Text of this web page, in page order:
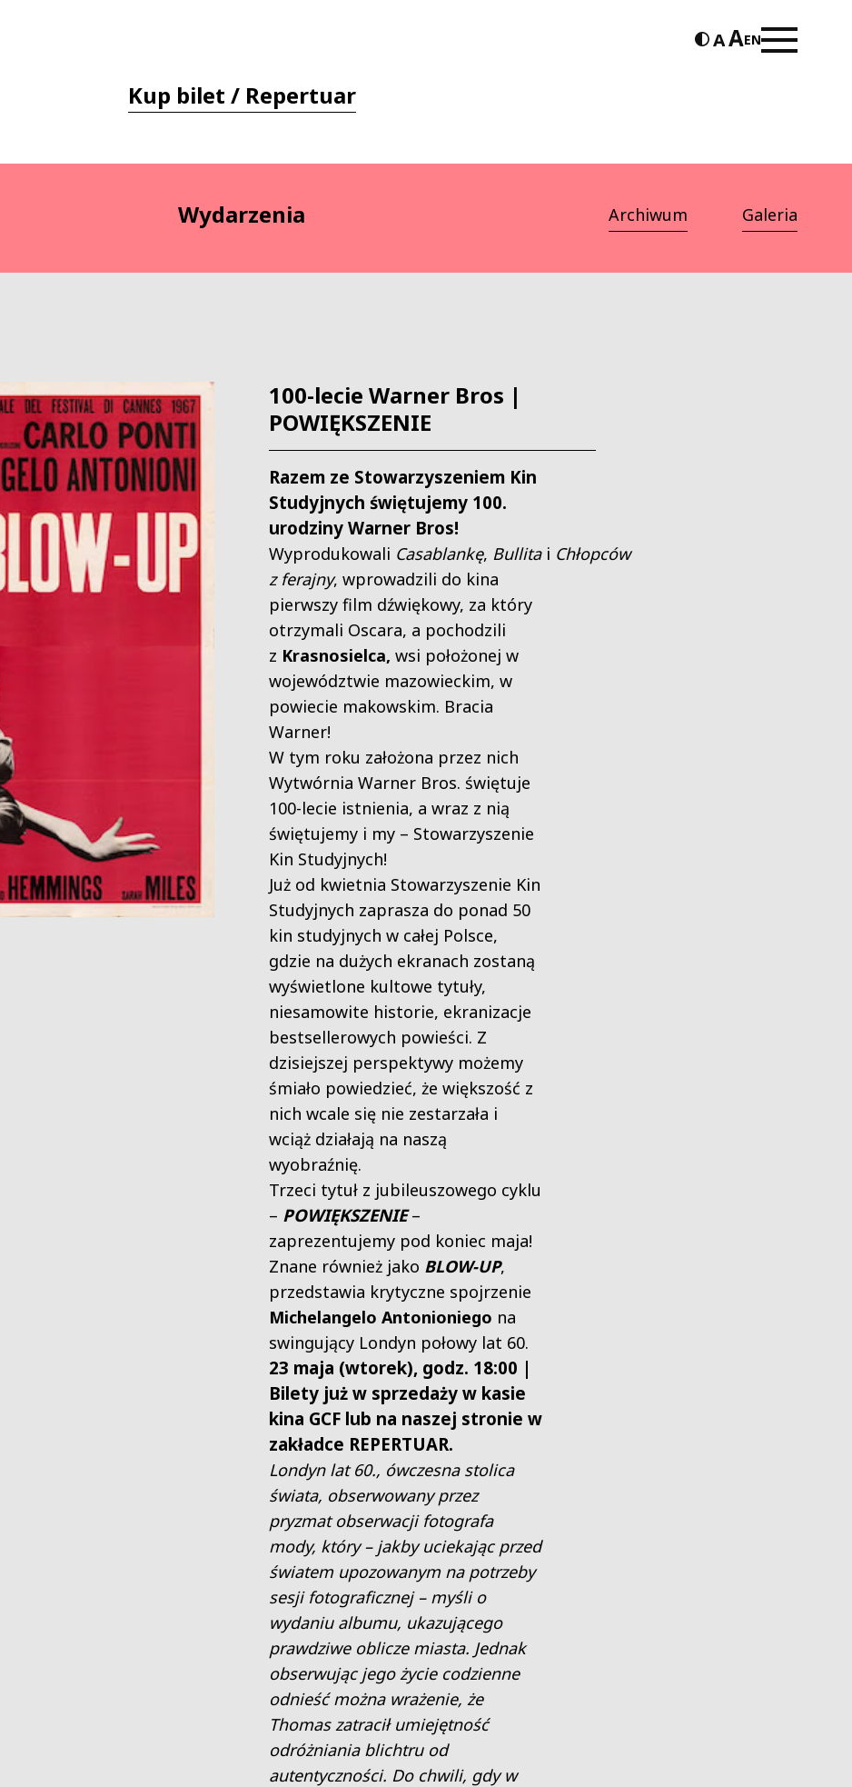
Kup bilet / Repertuar
EN
Wydarzenia Archiwum Galeria
100-lecie Warner Bros |
POWIĘKSZENIE
Razem ze Stowarzyszeniem Kin
Studyjnych świętujemy 100.
urodziny Warner Bros!
Wyprodukowali Casablankę, Bullitai Chłopców
z ferajny, wprowadzili do kina
pierwszy film dźwiękowy, za który
otrzymali Oscara, a pochodzili
z Krasnosielca, wsi położonej w
województwie mazowieckim, w
powiecie makowskim. Bracia
Warner!
W tym roku założona przez nich
Wytwórnia Warner Bros. świętuje
100-lecie istnienia, a wraz z nią
świętujemy i my – Stowarzyszenie
Kin Studyjnych!
Już od kwietnia Stowarzyszenie Kin
Studyjnych zaprasza do ponad 50
kin studyjnych w całej Polsce,
gdzie na dużych ekranach zostaną
wyświetlone kultowe tytuły,
niesamowite historie, ekranizacje
bestsellerowych powieści. Z
dzisiejszej perspektywy możemy
śmiało powiedzieć, że większość z
nich wcale się nie zestarzała i
wciąż działają na naszą
wyobraźnię.
Trzeci tytuł z jubileuszowego cyklu
– POWIĘKSZENIE–
zaprezentujemy pod koniec maja!
Znane również jako BLOW-UP,
przedstawia krytyczne spojrzenie
Michelangelo Antonioniego na
swingujący Londyn połowy lat 60.
23 maja (wtorek), godz. 18:00 |
Bilety już w sprzedaży w kasie
kina GCF lub na naszej stronie w
zakładce REPERTUAR.
Londyn lat 60., ówczesna stolica
świata, obserwowany przez
pryzmat obserwacji fotografa
mody, który – jakby uciekając przed
światem upozowanym na potrzeby
sesji fotograficznej – myśli o
wydaniu albumu, ukazującego
prawdziwe oblicze miasta. Jednak
obserwując jego życie codzienne
odnieść można wrażenie, że
Thomas zatracił umiejętność
odróżniania blichtru od
autentyczności. Do chwili, gdy w